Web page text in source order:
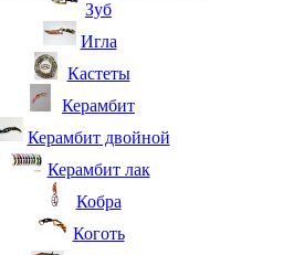
Зуб
Игла
Кастеты
Керамбит
Керамбит двойной
Керамбит лак
Кобра
Коготь